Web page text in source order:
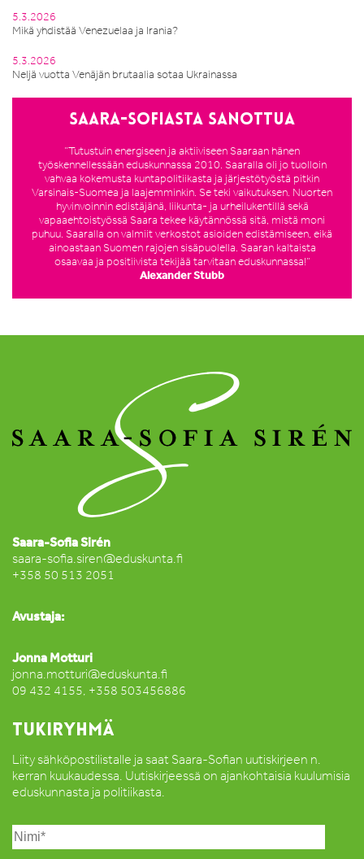
5.3.2026
Mikä yhdistää Venezuelaa ja Irania?
5.3.2026
Neljä vuotta Venäjän brutaalia sotaa Ukrainassa
Saara-Sofiasta sanottua
”Tutustuin energiseen ja aktiiviseen Saaraan hänen
työskennellessään eduskunnassa 2010. Saaralla oli jo tuolloin
vahvaa kokemusta kuntapolitiikasta ja järjestötyöstä pitkin
Varsinais-Suomea ja laajemminkin. Se teki vaikutuksen. Nuorten
hyvinvoinnin edistäjänä, liikunta- ja urheilukentillä sekä
vapaaehtoistyössä Saara tekee käytännössä sitä, mistä moni
puhuu. Saaralla on valmiit verkostot asioiden edistämiseen, eikä
ainoastaan Suomen rajojen sisäpuolella. Saaran kaltaista
osaavaa ja positiivista tekijää tarvitaan eduskunnassa!”
Alexander Stubb
Saara-Sofia Sirén
saara-sofia.siren@eduskunta.fi
+358 50 513 2051
Avustaja:
Jonna Motturi
jonna.motturi@eduskunta.fi
09 432 4155, +358 503456886
TUKIRYHMÄ
Liity sähköpostilistalle ja saat Saara-Sofian uutiskirjeen n.
kerran kuukaudessa. Uutiskirjeessä on ajankohtaisia kuulumisia
eduskunnasta ja politiikasta.